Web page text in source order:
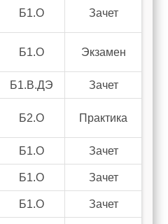
Б1.О Зачет
Б1.О Экзамен
Б1.В.ДЭ Зачет
Б2.О Практика
Б1.О Зачет
Б1.О Зачет
Б1.О Зачет